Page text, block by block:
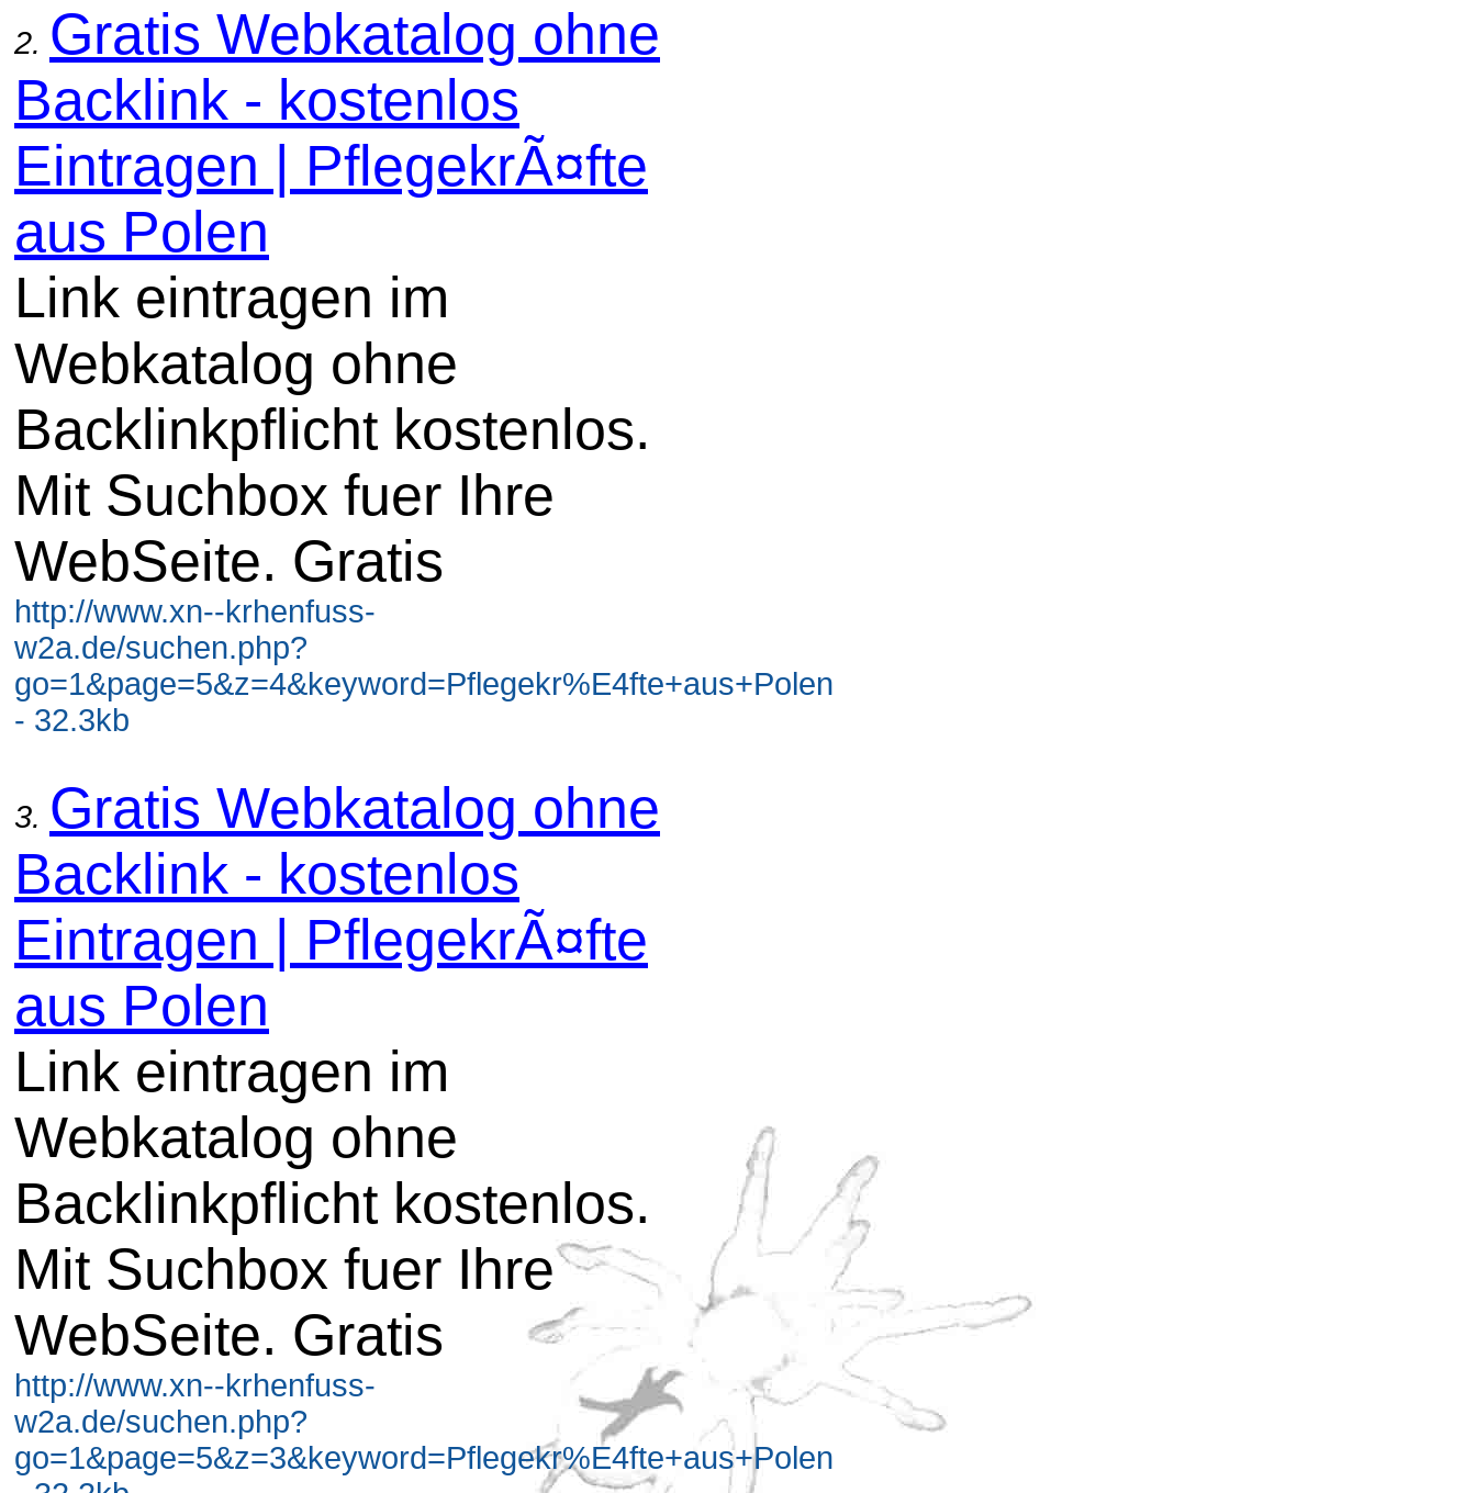
2. Gratis Webkatalog ohne
Backlink - kostenlos
Eintragen | PflegekrÃ¤fte
aus Polen
Link eintragen im
Webkatalog ohne
Backlinkpflicht kostenlos.
Mit Suchbox fuer Ihre
WebSeite. Gratis
http://www.xn--krhenfuss-
w2a.de/suchen.php?
go=1&page=5&z=4&keyword=Pflegekr%E4fte+aus+Polen
- 32.3kb
3. Gratis Webkatalog ohne
Backlink - kostenlos
Eintragen | PflegekrÃ¤fte
aus Polen
Link eintragen im
Webkatalog ohne
Backlinkpflicht kostenlos.
Mit Suchbox fuer Ihre
WebSeite. Gratis
http://www.xn--krhenfuss-
w2a.de/suchen.php?
go=1&page=5&z=3&keyword=Pflegekr%E4fte+aus+Polen